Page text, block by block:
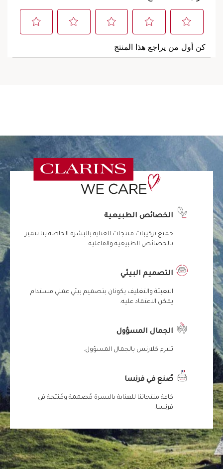
الخصائص الطبيعية
جميع تركيبات منتجات العناية بالبشرة الخاصة بنا تتميز
بالخصائص الطبيعية والفاعلية.
التصميم البيئي
التعبئة والتغليف يكونان بتصميم بيئي عملي مستدام
يمكن الاعتماد عليه.
الجمال المسؤول
تلتزم كلارنس بالجمال المسؤول.
صُنع في فرنسا
كافة منتجاتنا للعناية بالبشرة مُصممة ومُنتجة في
فرنسا.